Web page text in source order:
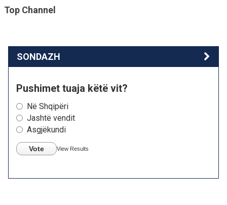
Top Channel
SONDAZH
Pushimet tuaja këtë vit?
Në Shqipëri
Jashtë vendit
Asgjëkundi
Vote View Results